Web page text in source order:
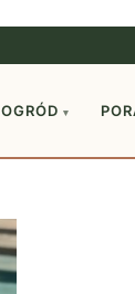
OGRÓD ▾